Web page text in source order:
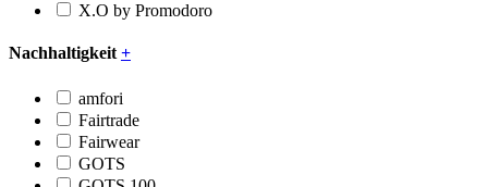
X.O by Promodoro
Nachhaltigkeit+
amfori
Fairtrade
Fairwear
GOTS